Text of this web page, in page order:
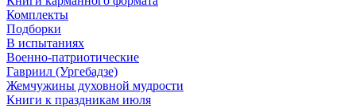
Комплекты
Подборки
В испытаниях
Военно-патриотические
Гавриил (Ургебадзе)
Жемчужины духовной мудрости
Книги к праздникам июля